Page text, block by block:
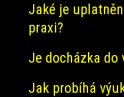
Jaké je
praxi?
Je docházka do
Jak probíhá